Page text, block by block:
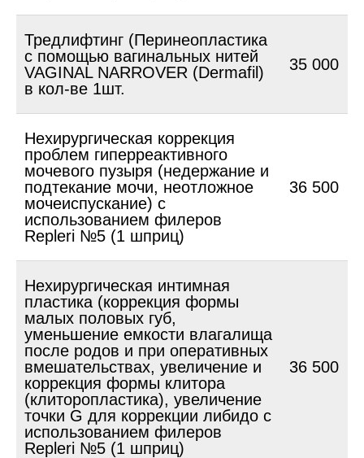
Тредлифтинг (Перинеопластика
с помощью вагинальных нитей
VAGINAL NARROVER (Dermafil)
в кол-ве 1шт.
35 000
Нехирургическая коррекция
проблем гиперреактивного
мочевого пузыря (недержание и
подтекание мочи, неотложное
мочеиспускание) с
использованием филеров
Repleri №5 (1 шприц)
36 500
Нехирургическая интимная
пластика (коррекция формы
малых половых губ,
уменьшение емкости влагалища
после родов и при оперативных
вмешательствах, увеличение и
коррекция формы клитора
(клиторопластика), увеличение
точки G для коррекции либидо с
использованием филеров
Repleri №5 (1 шприц)
36 500